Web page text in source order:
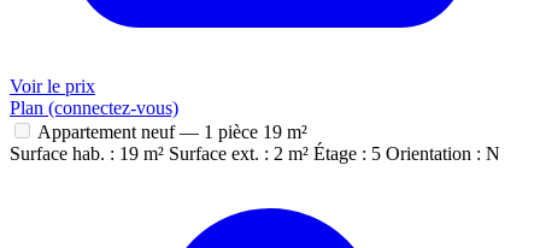
Voir le prix
Plan (connectez-vous)
Appartement neuf — 1 pièce 19 m²
Surface hab. : 19 m² Surface ext. : 2 m² Étage : 5 Orientation : N